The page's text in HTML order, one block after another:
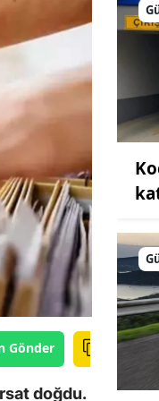
Gönder
doğdu.